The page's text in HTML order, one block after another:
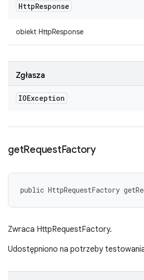
HttpResponse
obiekt HttpResponse
Zgłasza
IOException
getRequestFactory
public HttpRequestFactory
Zwraca HttpRequestFactory.
Udostępniono na potrzeby